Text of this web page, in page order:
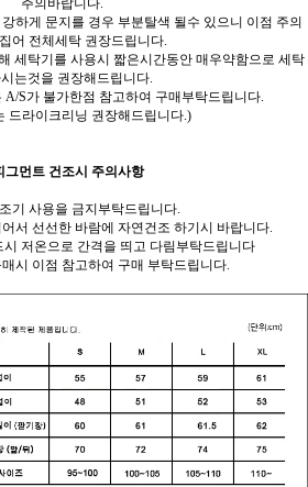
하게 문지를 경우 부분탈색 될수 있으니 이점 주의
어 전체세탁 권장드립니다.
세탁기를 사용시 짧은시간동안 매우약함으로 세탁
는것을 권장해드립니다.
S가 불가한점 참고하여 구매부탁드립니다.
드라이크리닝 권장해드립니다.)
먼트 건조시 주의사항
기 사용을 금지부탁드립니다.
서 선선한 바람에 자연건조 하기시 바랍니다.
저온으로 간격을 띄고 다림부탁드립니다
시 이점 참고하여 구매 부탁드립니다.